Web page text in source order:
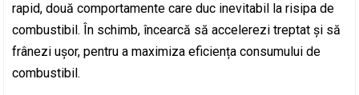
rapid, două comportamente care duc inevitabil la risipa de
combustibil. În schimb, încearcă să accelerezi treptat și să
frânezi ușor, pentru a maximiza eficiența consumului de
combustibil.